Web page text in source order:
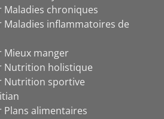
chroniques
inflammatoires de
manger
holistique
Nutrition sportive
alimentaires